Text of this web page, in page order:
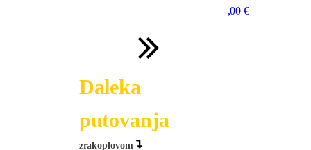
,00 €
Daleka
putovanja
zrakoplovom